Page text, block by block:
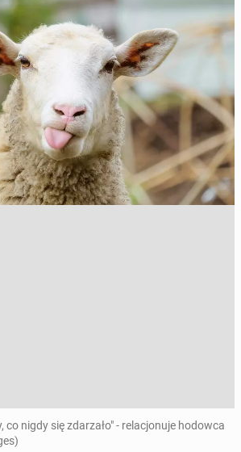
co nigdy się zdarzało" - relacjonuje hodowca